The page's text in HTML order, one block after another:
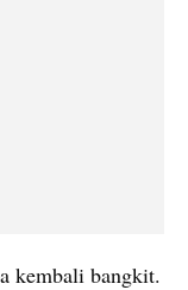
kembali bangkit.